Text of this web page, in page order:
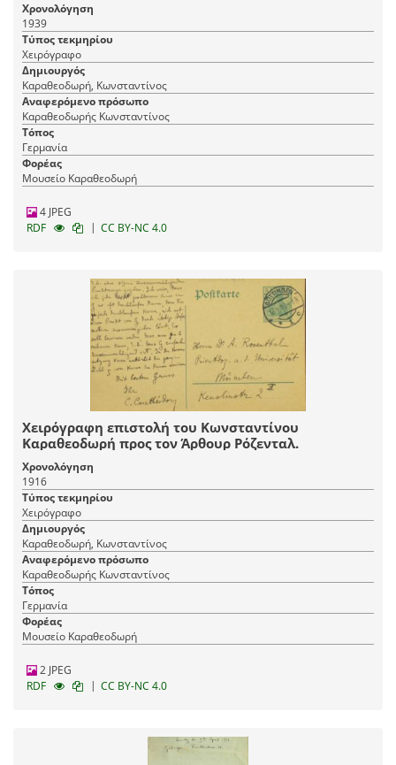
Χρονολόγηση
1939
Τύπος τεκμηρίου
Χειρόγραφο
Δημιουργός
Καραθεοδωρή, Κωνσταντίνος
Αναφερόμενο πρόσωπο
Καραθεοδωρής Κωνσταντίνος
Τόπος
Γερμανία
Φορέας
Μουσείο Καραθεοδωρή
4 JPEG
RDF
| CC BY-NC 4.0
Χειρόγραφη επιστολή του Κωνσταντίνου
Καραθεοδωρή προς τον Άρθουρ Ρόζενταλ.
Χρονολόγηση
1916
Τύπος τεκμηρίου
Χειρόγραφο
Δημιουργός
Καραθεοδωρή, Κωνσταντίνος
Αναφερόμενο πρόσωπο
Καραθεοδωρής Κωνσταντίνος
Τόπος
Γερμανία
Φορέας
Μουσείο Καραθεοδωρή
2 JPEG
RDF
| CC BY-NC 4.0